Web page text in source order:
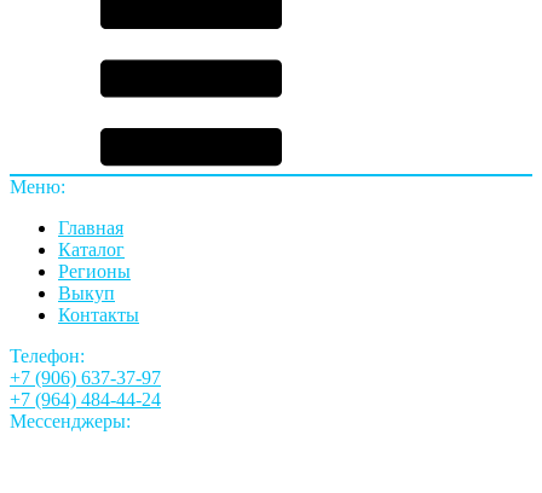
Меню:
Главная
Каталог
Регионы
Выкуп
Контакты
Телефон:
+7 (906) 637-37-97
+7 (964) 484-44-24
Мессенджеры: